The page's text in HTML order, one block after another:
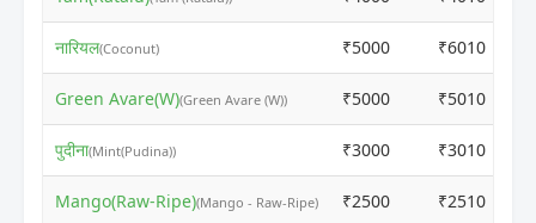
नारियल(Coconut) ₹5000 ₹6010
Green Avare(W)(Green Avare (W)) ₹5000 ₹5010
पुदीना(Mint(Pudina)) ₹3000 ₹3010
Mango(Raw-Ripe)(Mango - Raw-Ripe) ₹2500 ₹2510